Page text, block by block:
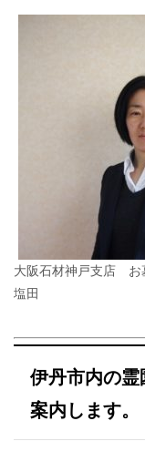
大阪石材神戸支店 お
塩田
伊丹市内の
案内します。